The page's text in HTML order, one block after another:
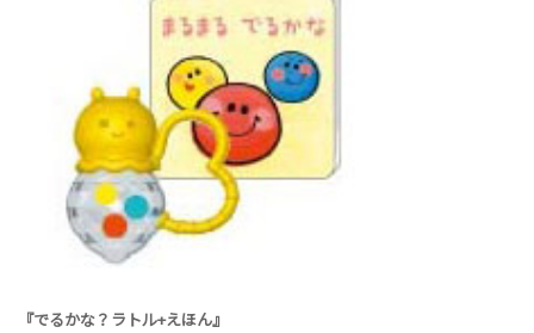
『でるかな？ラトル+えほん』